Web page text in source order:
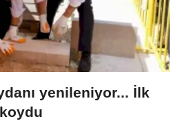
yenileniyor... İlk